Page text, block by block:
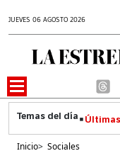
JUEVES 06 AGOSTO 2026
Inicio> Sociales